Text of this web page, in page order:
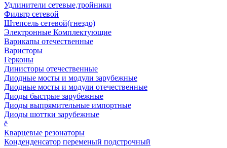
Удлинители сетевые,тройники
Фильтр сетевой
Штепсель сетевой(гнездо)
Электронные Комплектующие
Варикапы отечественные
Варисторы
Герконы
Динисторы отечественные
Диодные мосты и модули зарубежные
Диодные мосты и модули отечественные
Диоды быстрые зарубежные
Диоды выпрямительные импортные
Диоды шоттки зарубежные
ё
Кварцевые резонаторы
Конденденсатор переменый подстрочный